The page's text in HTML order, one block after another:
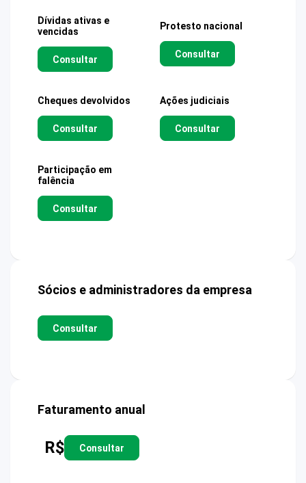
Dívidas ativas e
vencidas
Consultar
Protesto nacional
Consultar
Cheques devolvidos
Consultar
Ações judiciais
Consultar
Participação em
falência
Consultar
Sócios e administradores da empresa
Consultar
Faturamento anual
R$ Consultar